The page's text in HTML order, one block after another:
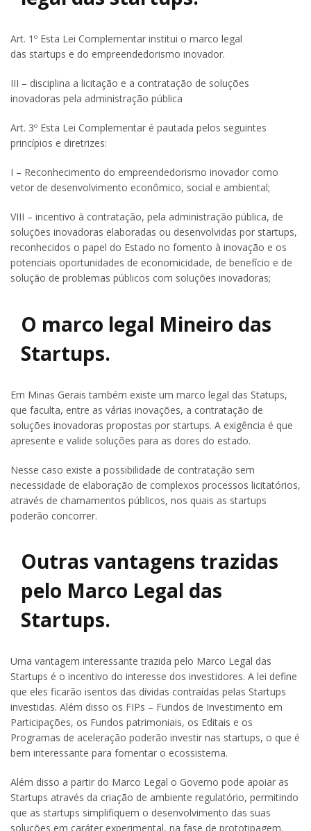
Art. 1º Esta Lei Complementar institui o marco legal
das startups e do empreendedorismo inovador.
III – disciplina a licitação e a contratação de soluções
inovadoras pela administração pública
Art. 3º Esta Lei Complementar é pautada pelos seguintes
princípios e diretrizes:
I – Reconhecimento do empreendedorismo inovador como
vetor de desenvolvimento econômico, social e ambiental;
VIII – incentivo à contratação, pela administração pública, de
soluções inovadoras elaboradas ou desenvolvidas por startups,
reconhecidos o papel do Estado no fomento à inovação e os
potenciais oportunidades de economicidade, de benefício e de
solução de problemas públicos com soluções inovadoras;
O marco legal Mineiro das
Startups.
Em Minas Gerais também existe um marco legal das Statups,
que faculta, entre as várias inovações, a contratação de
soluções inovadoras propostas por startups. A exigência é que
apresente e valide soluções para as dores do estado.
Nesse caso existe a possibilidade de contratação sem
necessidade de elaboração de complexos processos licitatórios,
através de chamamentos públicos, nos quais as startups
poderão concorrer.
Outras vantagens trazidas
pelo Marco Legal das
Startups.
Uma vantagem interessante trazida pelo Marco Legal das
Startups é o incentivo do interesse dos investidores. A lei define
que eles ficarão isentos das dívidas contraídas pelas Startups
investidas. Além disso os FIPs – Fundos de Investimento em
Participações, os Fundos patrimoniais, os Editais e os
Programas de aceleração poderão investir nas startups, o que é
bem interessante para fomentar o ecossistema.
Além disso a partir do Marco Legal o Governo pode apoiar as
Startups através da criação de ambiente regulatório, permitindo
que as startups simplifiquem o desenvolvimento das suas
soluções em caráter experimental, na fase de prototipagem.